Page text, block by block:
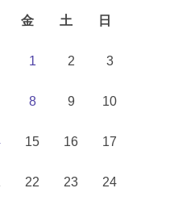
金 土 日
1 2 3
8 9 10
15 16 17
22 23 24